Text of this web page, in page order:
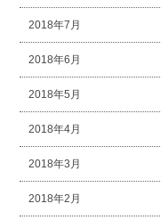
2018年7月
2018年6月
2018年5月
2018年4月
2018年3月
2018年2月